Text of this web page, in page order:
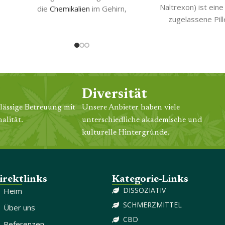
die Chemikalien im Gehirn,
Dies ist ein großartiges
Bewegung verwendet
werden kann. Es hilft auch bei
der Behandlung von
Bluthochdruck, Diabetes und
hohem Cholesterinspiegel.
Naltrexon) ist eine
zugelassene
und das
Dies hilft, den
beseitigen und das
Betreuung mit
Diversität
Unsere Anbieter haben viele
unterschiedliche akademische und
kulturelle Hintergründe.
Heim
Über uns
Kategorie-Links
DISSOZIATIV
SCHMERZMITTEL
CBD